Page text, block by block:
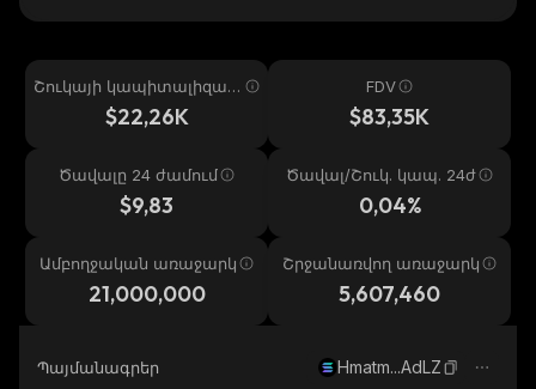
Շուկայի կապիտալիզաց
$22,26K
FDV
$83,35K
Ծավալը 24 ժամում
$9,83
Ծավալ/Շուկ. կապ. 24ժ
0,04%
Ամբողջական առաջարկ
21,000,000
Շրջանառվող առաջարկ
5,607,460
Պայմանագրեր Hmatm...AdLZ